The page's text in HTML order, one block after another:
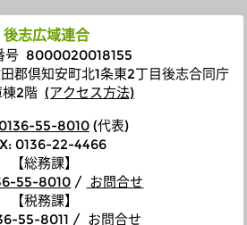
後志広域連合
号 8000020018155
郡倶知安町北1条東2丁目後志合同庁
2階 (アクセス方法)
0136-55-8010(代表)
0136-22-4466
【総務課】
55-8010 / お問合せ
【税務課】
55-8011 / お問合せ